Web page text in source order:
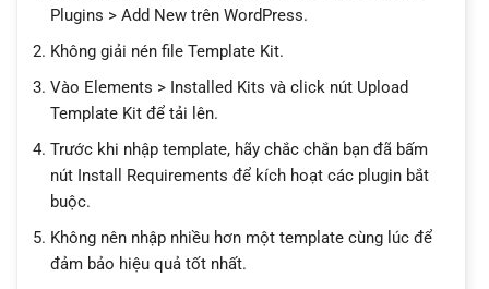
Plugins > Add New trên WordPress.
Không giải nén file Template Kit.
Vào Elements > Installed Kits và click nút Upload
Template Kit để tải lên.
Trước khi nhập template, hãy chắc chắn bạn đã bấm
nút Install Requirements để kích hoạt các plugin bắt
buộc.
Không nên nhập nhiều hơn một template cùng lúc để
đảm bảo hiệu quả tốt nhất.